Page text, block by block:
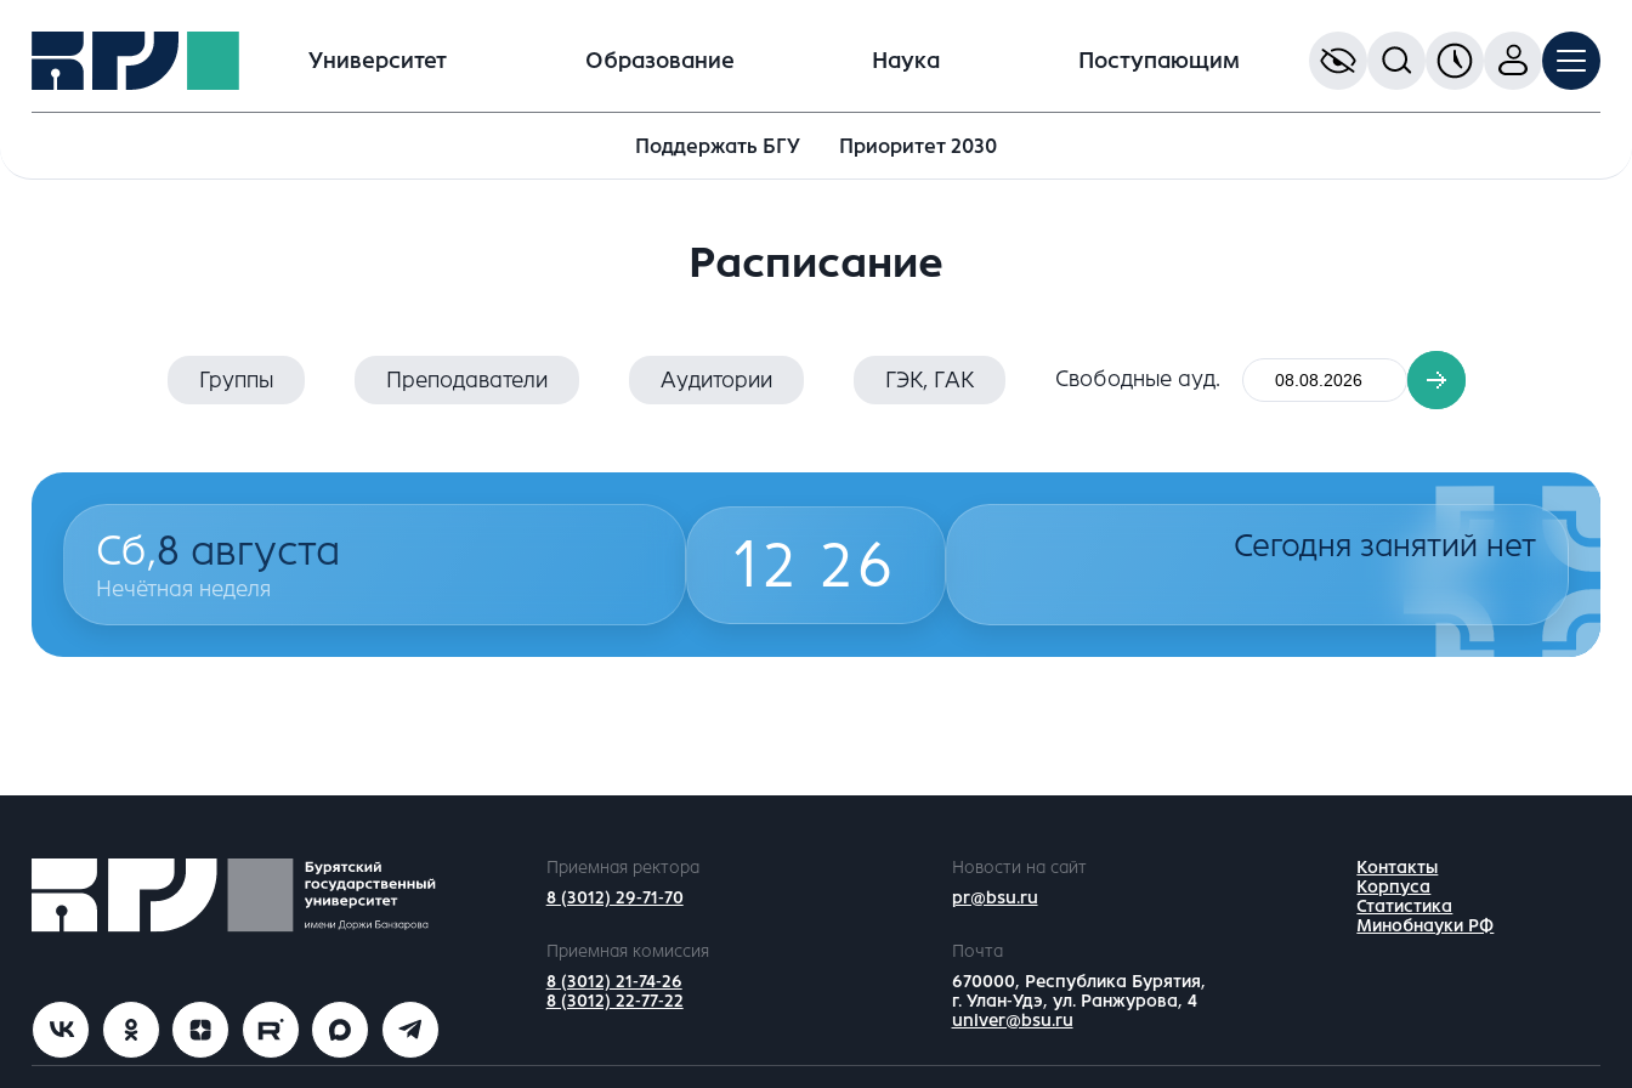
Университет Образование Наука Поступающим
Поддержать БГУ Приоритет 2030
Расписание
Группы Преподаватели Аудитории ГЭК, ГАК Свободные ауд.
Сб,8 августа
Нечётная неделя 12 26 Сегодня занятий нет
Приемная ректора
8 (3012) 29-71-70
Новости на сайт
pr@bsu.ru
Приемная комиссия
8 (3012) 21-74-26
8 (3012) 22-77-22
Почта
670000, Республика Бурятия,
г. Улан-Удэ, ул. Ранжурова, 4
univer@bsu.ru
Контакты
Корпуса
Статистика
Минобнауки РФ